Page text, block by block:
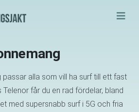
passar alla som vill ha surf till ett fast
Telenor får du en rad fördelar, bland
med supersnabb surf i 5G och fria